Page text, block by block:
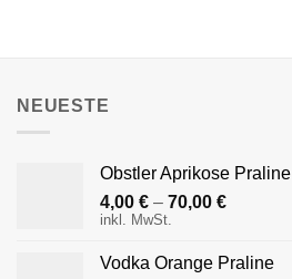
auf
der
Produktseite
werden
NEUESTE
Obstler Aprikose Praline
4,00 € – 70,00 €
inkl. MwSt.
Vodka Orange Praline